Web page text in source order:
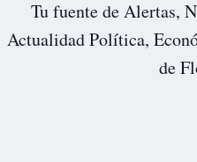
Tu fuente de Alertas,
Actualidad Política,
de